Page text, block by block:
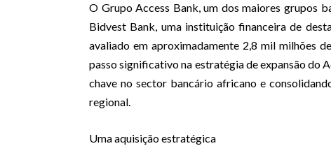
O Grupo Access Bank, um dos maiores grupos
Bidvest Bank, uma instituição financeira de
avaliado em aproximadamente 2,8 mil milhões
passo significativo na estratégia de expansão do
chave no sector bancário africano e
regional.
Uma aquisição estratégica